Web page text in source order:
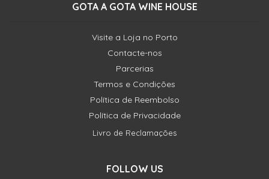
GOTA A GOTA WINE HOUSE
Visite a Loja no Porto
Contacte-nos
Parcerias
Termos e Condições
Política de Reembolso
Política de Privacidade
Livro de Reclamações
FOLLOW US